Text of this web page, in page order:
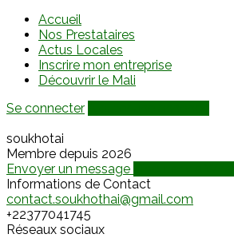
Accueil
Nos Prestataires
Actus Locales
Inscrire mon entreprise
Découvrir le Mali
Se connecter
soukhotai
Membre depuis 2026
Envoyer un message
Informations de Contact
contact.soukhothai@gmail.com
+22377041745
Réseaux sociaux